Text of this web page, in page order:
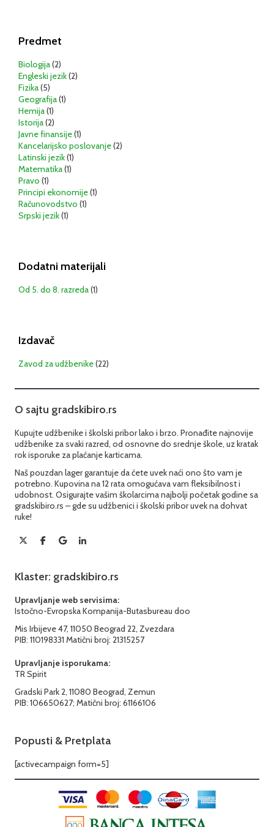
Predmet
Biologija(2)
Engleski jezik(2)
Fizika(5)
Geografija(1)
Hemija(1)
Istorija(2)
Javne finansije(1)
Kancelarijsko poslovanje(2)
Latinski jezik(1)
Matematika(1)
Pravo (1)
Principi ekonomije(1)
Računovodstvo (1)
Srpski jezik(1)
Dodatni materijali
Od 5. do 8. razreda(1)
Izdavač
Zavod za udžbenike(22)
O sajtu gradskibiro.rs
Kupujte udžbenike i školski pribor lako i brzo. Pronađite najnovije
udžbenike za svaki razred, od osnovne do srednje škole, uz kratak
rok isporuke za plaćanje karticama.
Naš pouzdan lager garantuje da ćete uvek naći ono što vam je
potrebno. Kupovina na 12 rata omogućava vam fleksibilnost i
udobnost. Osigurajte vašim školarcima najbolji početak godine sa
gradskibiro.rs – gde su udžbenici i školski pribor uvek na dohvat
ruke!
Klaster: gradskibiro.rs
Upravljanje web servisima:
Istočno-Evropska Kompanija-Butasbureau doo
Mis Irbijeve 47, 11050 Beograd 22, Zvezdara
PIB: 110198331 Matični broj: 21315257
Upravljanje isporukama:
TR Spirit
Gradski Park 2, 11080 Beograd, Zemun
PIB: 106650627; Matični broj: 61166106
Popusti & Pretplata
[activecampaign form=5]